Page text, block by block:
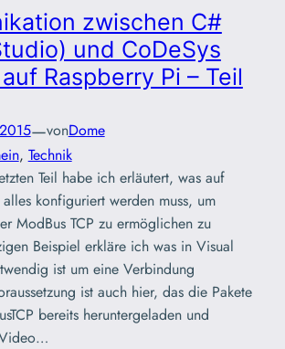
zwischen C#
und CoDeSys
Raspberry Pi – Teil
—vonDome
, Technik
Teil habe ich erläutert, was auf
konfiguriert werden muss, um
ModBus TCP zu ermöglichen zu
Beispiel erkläre ich was in Visual
ist um eine Verbindung
ist auch hier, das die Pakete
bereits heruntergeladen und